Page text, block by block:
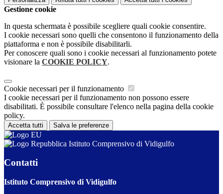
Gestione cookie
In questa schermata è possibile scegliere quali cookie consentire.
I cookie necessari sono quelli che consentono il funzionamento della
piattaforma e non è possibile disabilitarli.
Per conoscere quali sono i cookie necessari al funzionamento potete
visionare la COOKIE POLICY.
Cookie necessari per il funzionamento
I cookie necessari per il funzionamento non possono essere
disabilitati. È possibile consultare l'elenco nella pagina della cookie
policy.
Accetta tutti Salva le preferenze
Istituto Comprensivo di Vidigulfo
Contatti
Istituto Comprensivo di Vidigulfo